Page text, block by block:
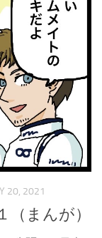
20, 2021
（まんが）